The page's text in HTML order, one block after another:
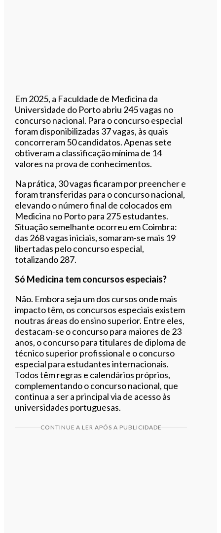
Em 2025, a Faculdade de Medicina da
Universidade do Porto abriu 245 vagas no
concurso nacional. Para o concurso especial
foram disponibilizadas 37 vagas, às quais
concorreram 50 candidatos. Apenas sete
obtiveram a classificação mínima de 14
valores na prova de conhecimentos.
Na prática, 30 vagas ficaram por preencher e
foram transferidas para o concurso nacional,
elevando o número final de colocados em
Medicina no Porto para 275 estudantes.
Situação semelhante ocorreu em Coimbra:
das 268 vagas iniciais, somaram-se mais 19
libertadas pelo concurso especial,
totalizando 287.
Só Medicina tem concursos especiais?
Não. Embora seja um dos cursos onde mais
impacto têm, os concursos especiais existem
noutras áreas do ensino superior. Entre eles,
destacam-se o concurso para maiores de 23
anos, o concurso para titulares de diploma de
técnico superior profissional e o concurso
especial para estudantes internacionais.
Todos têm regras e calendários próprios,
complementando o concurso nacional, que
continua a ser a principal via de acesso às
universidades portuguesas.
CONTINUE A LER APÓS A PUBLICIDADE